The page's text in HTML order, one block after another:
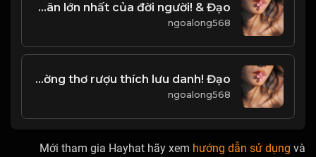
Sống cho hiện tại, đó mới là sự viên mãn lớn nhất của đời người! & Đạo
ngoalong568
Xưa nay thánh hiền đều tịch mịch Chỉ phường thơ rượu thích lưu danh! Đạo
ngoalong568
Mới tham gia Hayhat hãy xem hướng dẫn sử dụng và